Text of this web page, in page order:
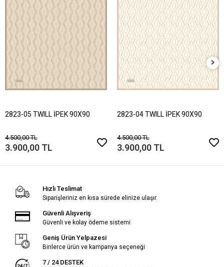
2823-05 TWILL İPEK 90X90
4.500,00 TL
3.900,00 TL
2823-04 TWILL İPEK 90X90
4.500,00 TL
3.900,00 TL
Hızlı Teslimat
Siparişleriniz en kısa sürede elinize ulaşır.
Güvenli Alışveriş
Güvenli ve kolay ödeme sistemi
Geniş Ürün Yelpazesi
Binlerce ürün ve kampanya seçeneği
7 / 24 DESTEK